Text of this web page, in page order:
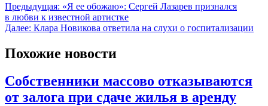
Предыдущая: «Я ее обожаю»: Сергей Лазарев признался
в любви к известной артистке
Далее: Клара Новикова ответила на слухи о госпитализации
Похожие новости
Собственники массово отказываются
от залога при сдаче жилья в аренду